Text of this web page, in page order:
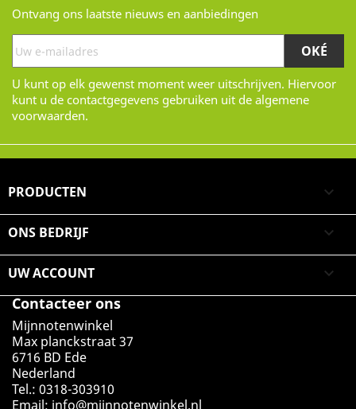
Ontvang ons laatste nieuws en aanbiedingen
U kunt op elk gewenst moment weer uitschrijven. Hiervoor
kunt u de contactgegevens gebruiken uit de algemene
voorwaarden.
PRODUCTEN 
ONS BEDRIJF 
UW ACCOUNT

Contacteer ons
Mijnnotenwinkel
Max planckstraat 37
6716 BD Ede
Nederland
Tel.: 0318-303910
Email: info@mijnnotenwinkel.nl